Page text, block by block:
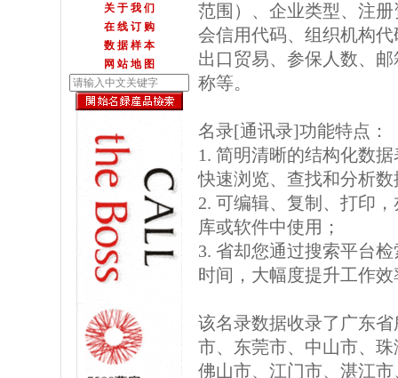
关 于 我 们
在 线 订 购
数 据 样 本
网 站 地 图
范围）、企业类型、注
会信用代码、组织机构
出口贸易、参保人数、
称等。
名录[通讯录]功能特点：
1. 简明清晰的结构化数
快速浏览、查找和分析数
2. 可编辑、复制、打印
库或软件中使用；
3. 省却您通过搜索平台
时间，大幅度提升工作效
该名录数据收录了广东
市、东莞市、中山市、
佛山市、江门市、湛江